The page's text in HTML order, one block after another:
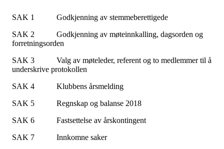
SAK 1 Godkjenning av stemmeberettigede
SAK 2 Godkjenning av møteinnkalling, dagsorden og
forretningsorden
SAK 3 Valg av møteleder, referent og to medlemmer til å
underskrive protokollen
SAK 4 Klubbens årsmelding
SAK 5 Regnskap og balanse 2018
SAK 6 Fastsettelse av årskontingent
SAK 7 Innkomne saker